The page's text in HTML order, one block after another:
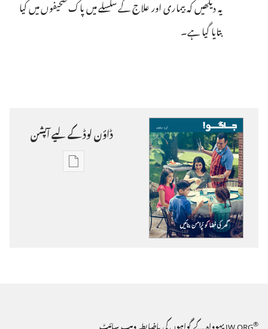
یہ دیکھیں کہ بیماری اور علاج کے سلسلے میں پاک صحیفوں میں کیا
بتایا گیا ہے۔‏
ڈاؤن‌ لوڈ کے لیے آپشن
ڈاؤن‌
JW.ORG®
یہوواہ کے گواہوں کی باضابطہ ویب سائٹ